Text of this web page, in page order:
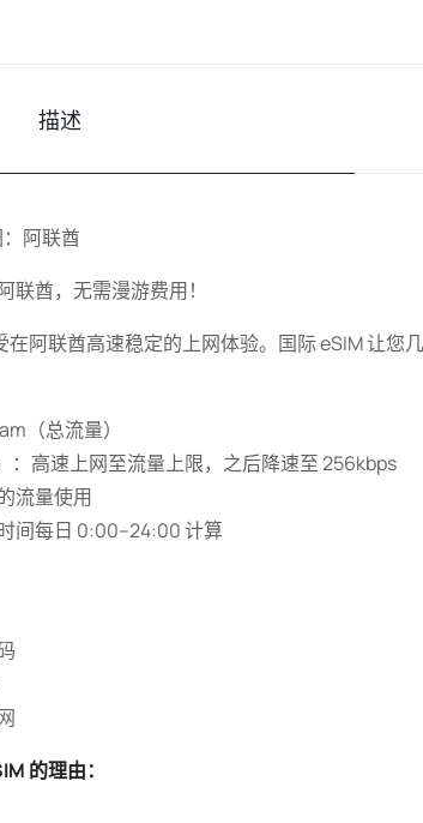
描述
阿联酋
联酋，无需漫游费用！
阿联酋高速稳定的上网体验。国际 eSIM 让您
（总流量）
：高速上网至流量上限，之后降速至 256kbps
流量使用
间每日 0:00–24:00 计算
的理由：